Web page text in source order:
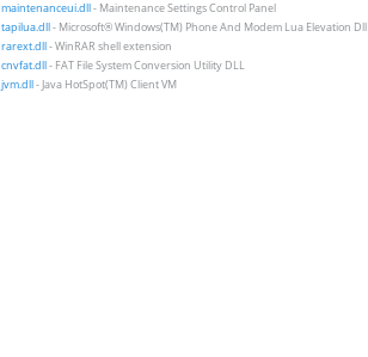
maintenanceui.dll- Maintenance Settings Control Panel
tapilua.dll- Microsoft® Windows(TM) Phone And Modem Lua Elevation Dll
rarext.dll- WinRAR shell extension
cnvfat.dll- FAT File System Conversion Utility DLL
jvm.dll- Java HotSpot(TM) Client VM